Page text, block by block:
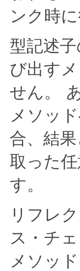
ンク時
型記述
び出す
せん。
メソッ
合、結
取った
す。
リフレ
ス・チ
メソッ